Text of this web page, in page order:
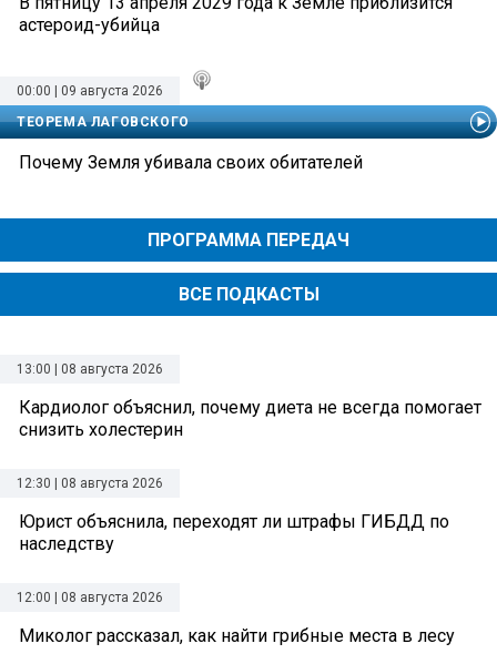
ПРОГРАММА ПЕРЕДАЧ
ВСЕ ПОДКАСТЫ
астероид-убийца
00:00 | 09 августа 2026
ТЕОРЕМА ЛАГОВСКОГО
Почему Земля убивала своих обитателей
13:00 | 08 августа 2026
Кардиолог объяснил, почему диета не всегда помогает
снизить холестерин
12:30 | 08 августа 2026
Юрист объяснила, переходят ли штрафы ГИБДД по
наследству
12:00 | 08 августа 2026
Миколог рассказал, как найти грибные места в лесу